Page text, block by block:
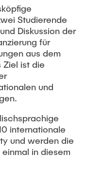
Technologie
Studierende
Diskussion der
für
aus dem
Ziel ist die
und
internationale
und werden die
in diesem